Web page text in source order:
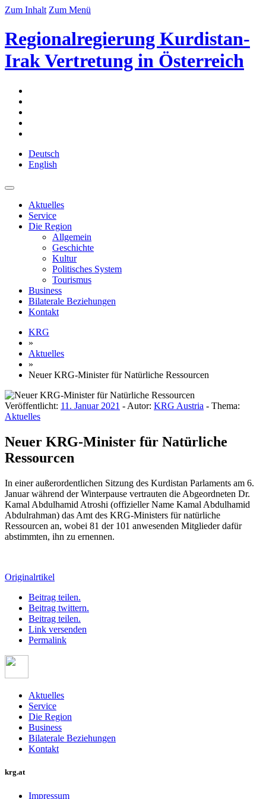
Zum Inhalt Zum Menü
Regionalregierung Kurdistan-
Irak Vertretung in Österreich
Deutsch
English
Aktuelles
Service
Die Region
Allgemein
Geschichte
Kultur
Politisches System
Tourismus
Business
Bilaterale Beziehungen
Kontakt
KRG
»
Aktuelles
»
Neuer KRG-Minister für Natürliche Ressourcen
Veröffentlicht: 11. Januar 2021 - Autor: KRG Austria - Thema:
Aktuelles
Neuer KRG-Minister für Natürliche
Ressourcen
In einer außerordentlichen Sitzung des Kurdistan Parlaments am 6.
Januar während der Winterpause vertrauten die Abgeordneten Dr.
Kamal Abdulhamid Atroshi (offizieller Name Kamal Abdulhamid
Abdulrahman) das Amt des KRG-Ministers für natürliche
Ressourcen an, wobei 81 der 101 anwesenden Mitglieder dafür
abstimmten, ihn zu ernennen.
Originalrtikel
Beitrag teilen.
Beitrag twittern.
Beitrag teilen.
Link versenden
Permalink
Aktuelles
Service
Die Region
Business
Bilaterale Beziehungen
Kontakt
krg.at
Impressum